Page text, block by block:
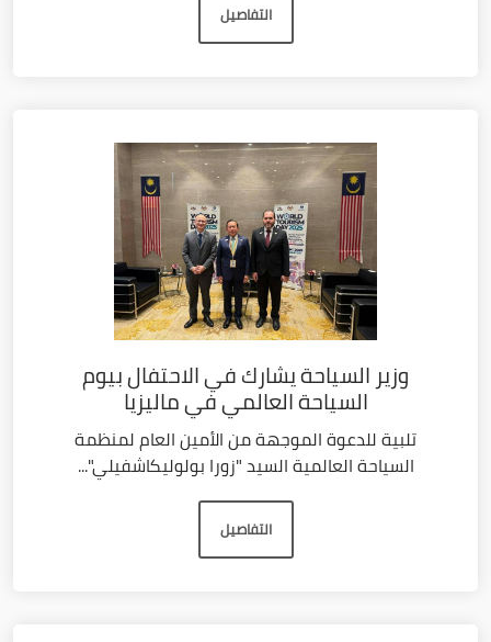
التفاصيل
وزير السياحة يشارك في الاحتفال بيوم
السياحة العالمي في ماليزيا
تلبية للدعوة الموجهة من الأمين العام لمنظمة
السياحة العالمية السيد "زورا بولوليكاشفيلي"...
التفاصيل